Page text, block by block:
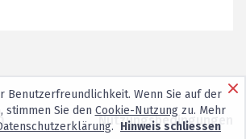
Nutzungsbedingungen
Benutzerfreundlichkeit. Wenn Sie auf der
stimmen Sie den Cookie-Nutzungzu. Mehr
. Hinweis schliessen